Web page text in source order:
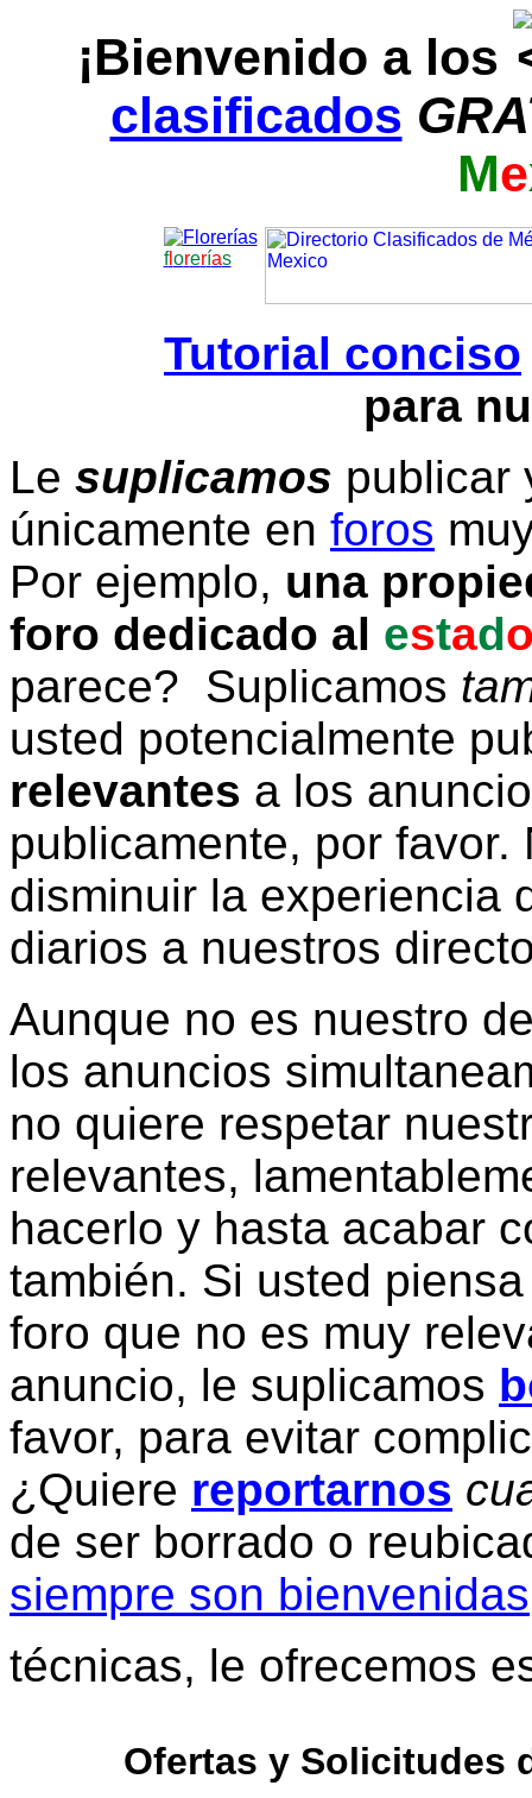
¡Bienvenido a los
clasificados
Me
florerías
Tutorial conciso
para
Le suplicamos publicar
únicamente en foros
Por ejemplo, una
foro dedicado al estad
parece? Suplicamos
usted potencialmente
relevantes a los
publicamente, por
disminuir la experiencia
diarios a nuestros
Aunque no es nuestro
los anuncios
no quiere respetar
relevantes,
hacerlo y hasta acabar
también. Si usted
foro que no es muy
anuncio, le suplicamos
favor, para evitar
¿Quiere reportarnos
de ser borrado o
siempre son bienvenidas
técnicas, le ofrecemos
Ofertas y Solicitudes